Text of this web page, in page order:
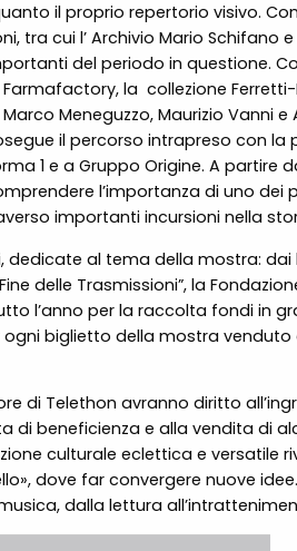
il proprio repertorio visivo.
cui l’ Archivio Mario Schifano
del periodo in questione.
la collezione
Meneguzzo, Maurizio Vanni
il percorso intrapreso con la
1 e a Gruppo Origine. A partire
l’importanza di uno dei
importanti incursioni nella
al tema della mostra:
delle Trasmissioni”, la
l’anno per la raccolta fondi in
biglietto della mostra venduto
di Telethon avranno diritto
di beneficienza e alla vendita di
culturale eclettica e versatile
dove far convergere nuove
dalla lettura